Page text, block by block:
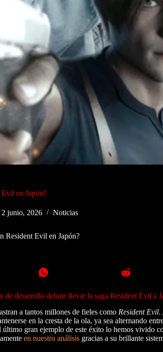
en Japón?
2 junio, 2026 Noticias
Resident Evil en Japón?
desarrollo debate llevar la saga Resident Evil a
a tantos millones de fieles como Resident Evil.
en la cresta de la ola, ya sea alternando
gran ejemplo de este éxito lo hemos vivido
en nuestro análisis gracias a su brillante